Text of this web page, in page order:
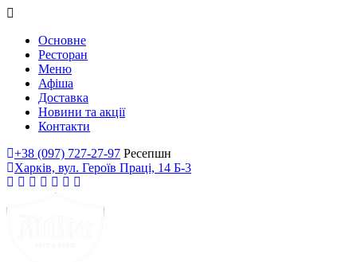
Основне
Ресторан
Меню
Афіша
Доставка
Новини та акції
Контакти
+38 (097) 727-27-97 Ресепшн
Харків, вул. Героїв Праці, 14 Б-3